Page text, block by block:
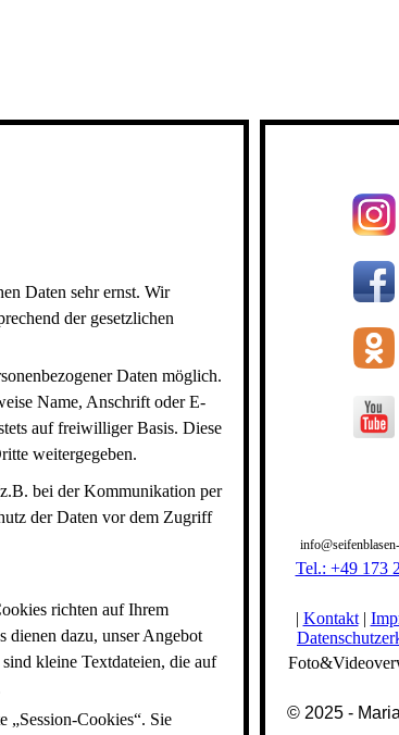
Daten sehr ernst. Wir
der gesetzlichen
Daten möglich.
Name, Anschrift oder E-
auf freiwilliger Basis. Diese
weitergegeben.
bei der Kommunikation per
der Daten vor dem Zugriff
richten auf Ihrem
dienen dazu, unser Angebot
kleine Textdateien, die auf
„Session-Cookies“. Sie
Tel.: +49 173
| Kontakt|
© 2025 -